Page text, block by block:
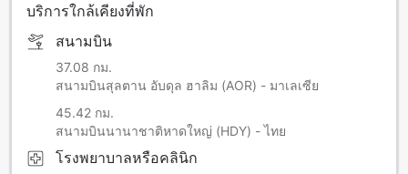
บริการใกล้เคียงที่พัก
สนามบิน
37.08 กม.
สนามบินสุลตาน อับดุล ฮาลิม (AOR) - มาเลเซีย
45.42 กม.
สนามบินนานาชาติหาดใหญ่ (HDY) - ไทย
โรงพยาบาลหรือคลินิก